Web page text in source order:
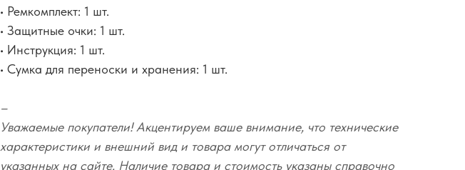
• Ремкомплект: 1 шт.
• Защитные очки: 1 шт.
• Инструкция: 1 шт.
• Сумка для переноски и хранения: 1 шт.
–
Уважаемые покупатели! Акцентируем ваше внимание, что технические
характеристики и внешний вид и товара могут отличаться от
указанных на сайте. Наличие товара и стоимость указаны справочно